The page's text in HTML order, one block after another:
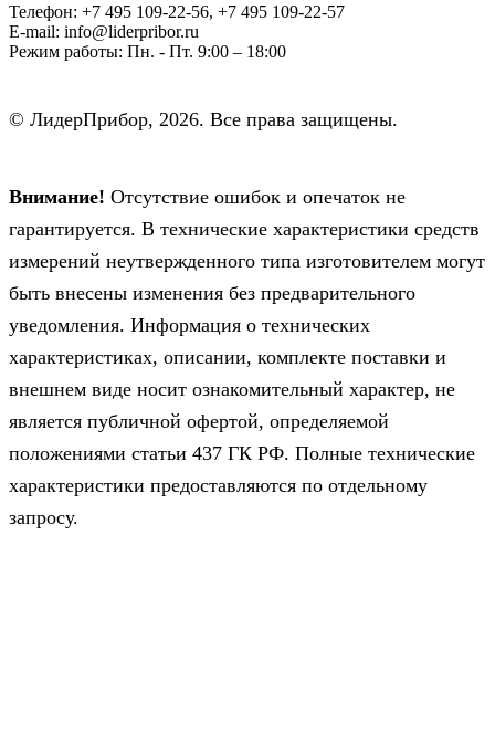
Телефон: +7 495 109-22-56, +7 495 109-22-57
E-mail: info@liderpribor.ru
Режим работы: Пн. - Пт. 9:00 – 18:00
© ЛидерПрибор, 2026. Все права защищены.
Внимание! Отсутствие ошибок и опечаток не
гарантируется. В технические характеристики средств
измерений неутвержденного типа изготовителем могут
быть внесены изменения без предварительного
уведомления. Информация о технических
характеристиках, описании, комплекте поставки и
внешнем виде носит ознакомительный характер, не
является публичной офертой, определяемой
положениями статьи 437 ГК РФ. Полные технические
характеристики предоставляются по отдельному
запросу.